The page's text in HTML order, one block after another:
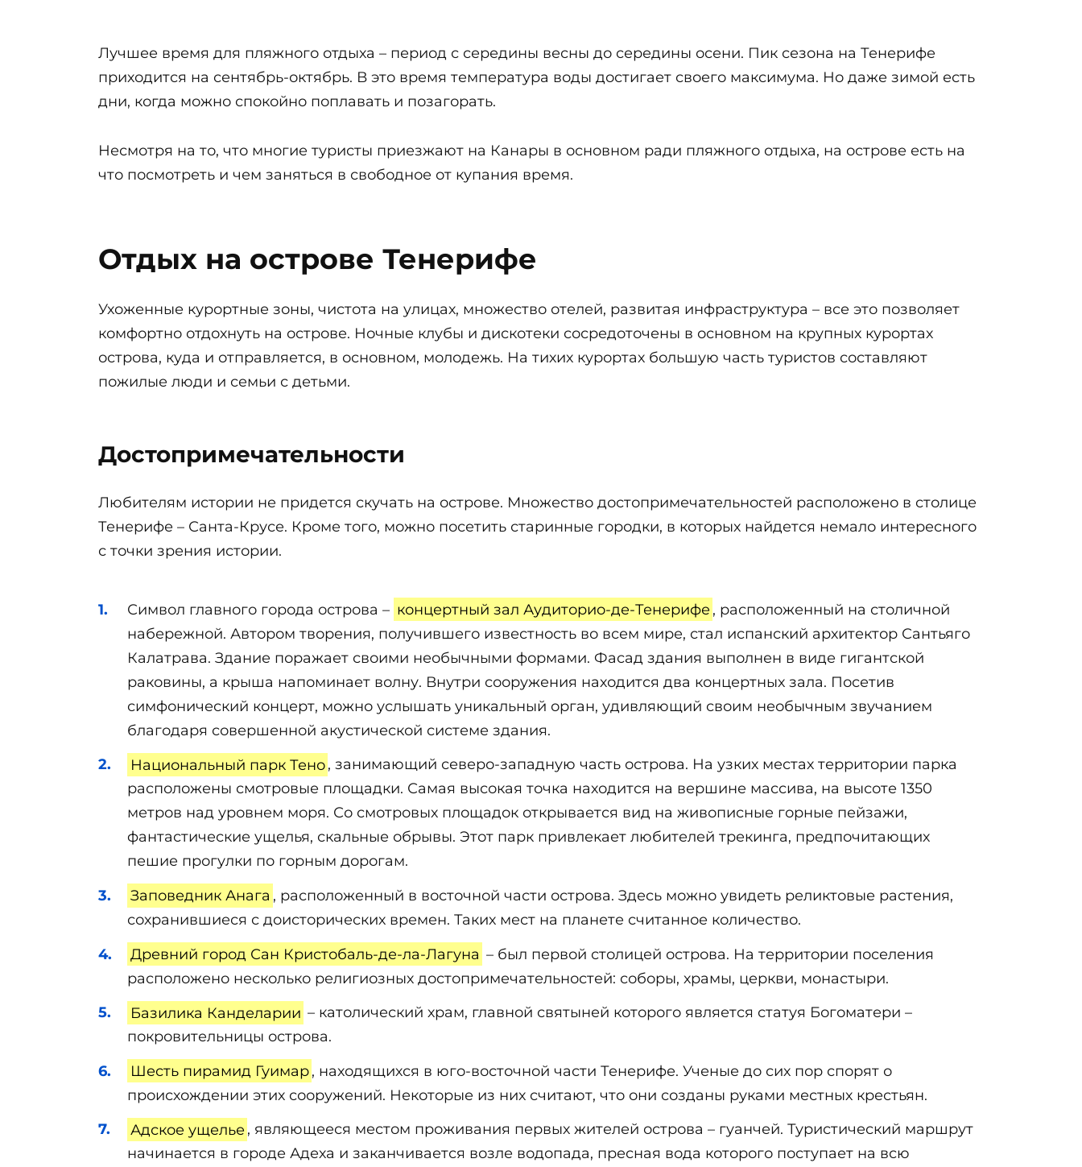
Лучшее время для пляжного отдыха – период с середины весны до середины осени. Пик сезона на Тенерифе
приходится на сентябрь-октябрь. В это время температура воды достигает своего максимума. Но даже зимой есть
дни, когда можно спокойно поплавать и позагорать.
Несмотря на то, что многие туристы приезжают на Канары в основном ради пляжного отдыха, на острове есть на
что посмотреть и чем заняться в свободное от купания время.
Отдых на острове Тенерифе
Ухоженные курортные зоны, чистота на улицах, множество отелей, развитая инфраструктура – все это позволяет
комфортно отдохнуть на острове. Ночные клубы и дискотеки сосредоточены в основном на крупных курортах
острова, куда и отправляется, в основном, молодежь. На тихих курортах большую часть туристов составляют
пожилые люди и семьи с детьми.
Достопримечательности
Любителям истории не придется скучать на острове. Множество достопримечательностей расположено в столице
Тенерифе – Санта-Крусе. Кроме того, можно посетить старинные городки, в которых найдется немало интересного
с точки зрения истории.
Символ главного города острова – концертный зал Аудиторио-де-Тенерифе , расположенный на столичной
набережной. Автором творения, получившего известность во всем мире, стал испанский архитектор Сантьяго
Калатрава. Здание поражает своими необычными формами. Фасад здания выполнен в виде гигантской
раковины, а крыша напоминает волну. Внутри сооружения находится два концертных зала. Посетив
симфонический концерт, можно услышать уникальный орган, удивляющий своим необычным звучанием
благодаря совершенной акустической системе здания.
Национальный парк Тено , занимающий северо-западную часть острова. На узких местах территории парка
расположены смотровые площадки. Самая высокая точка находится на вершине массива, на высоте 1350
метров над уровнем моря. Со смотровых площадок открывается вид на живописные горные пейзажи,
фантастические ущелья, скальные обрывы. Этот парк привлекает любителей трекинга, предпочитающих
пешие прогулки по горным дорогам.
Заповедник Анага , расположенный в восточной части острова. Здесь можно увидеть реликтовые растения,
сохранившиеся с доисторических времен. Таких мест на планете считанное количество.
Древний город Сан Кристобаль-де-ла-Лагуна – был первой столицей острова. На территории поселения
расположено несколько религиозных достопримечательностей: соборы, храмы, церкви, монастыри.
Базилика Канделарии – католический храм, главной святыней которого является статуя Богоматери –
покровительницы острова.
Шесть пирамид Гуимар , находящихся в юго-восточной части Тенерифе. Ученые до сих пор спорят о
происхождении этих сооружений. Некоторые из них считают, что они созданы руками местных крестьян.
Адское ущелье , являющееся местом проживания первых жителей острова – гуанчей. Туристический маршрут
начинается в городе Адеха и заканчивается возле водопада, пресная вода которого поступает на всю